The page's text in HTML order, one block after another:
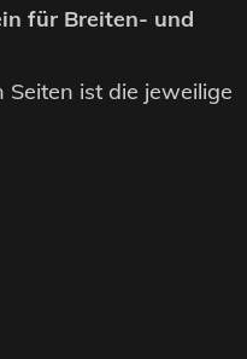
für Breiten- und
ist die jeweilige